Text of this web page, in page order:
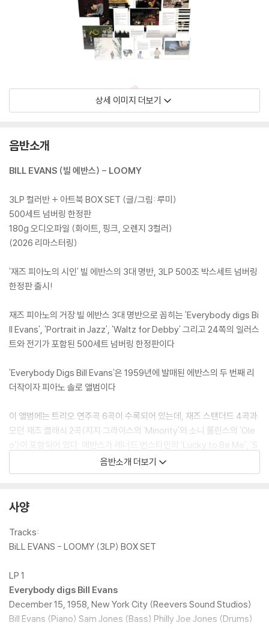
상세 이미지 더보기
음반소개
BILL EVANS (빌 에반스) - LOOMY
3LP 컬러반 + 아트북 BOX SET (글/그림: 루미)
500세트 넘버링 한정판
180g 오디오파일 (화이트, 핑크, 오렌지 3컬러)
(2026 리마스터링)
'재즈 피아노의 시인' 빌 에반스의 3대 명반, 3LP 500조 박스세트 넘버링
한정판 출시!
재즈 피아노의 거장 빌 에반스 3대 명반으로 꼽히는 'Everybody digs Bi
ll Evans', 'Portrait in Jazz', 'Waltz for Debby' 그리고 24쪽의 일러스
트와 전기가 포함된 500세트 넘버링 한정판이다
'Everybody Digs Bill Evans'은 1959년에 발매된 에반스의 두 번째 리
더작이자 피아노 솔로 앨범이다
이 앨범에는 트리오 연주곡 6곡이 수록되어 있는데, 재즈 스탠더드 4곡과
모던 재즈 클래식 2곡(지지 그라이스의 'Minority'와 소니 롤린스의 'Ole
o')이 포함되어 있다. 에반스가 레너드 번스타인의 'Lucky to Be Me', 'S
ome Other Time' 그리고 자신의 작곡인 'Peace Piece'와 'Epilogu
e'를 피아노 솔로로 연주한다
이 앨범은 수년간 받은 비평적 관심의 대부분은 유명한 솔로 연주에 집중
앙 등의 고전 작품과 비교되며 크로노스 콰르텟(Kronos Quartet, 198
5), 장 이브 티보데(Jean-Yves Thibaudet, 1996), 로이 이튼(Roy Ea
녹음했다.
앨범 제목 'Everybody Digs Bill Evans'는 2026년에 유럽과 북미에서
개봉된 빌 에반스의 전기영화의 제목으로 사용되어 다시 화제가 되고있다
음반소개 더보기
사양
Tracks:
BiLL EVANS - LOOMY (3LP) BOX SET
LP 1
Everybody digs Bill Evans
December 15, 1958, New York City (Reevers Sound Studios)
Bill Evans (Piano) Sam Jones (Bass) Philly Joe Jones (Drums)